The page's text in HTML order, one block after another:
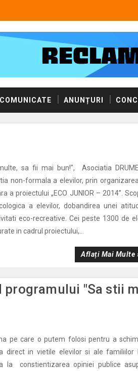
COMUNICATE ANUNȚURI
sa fii mai bun!", Asociatia
non-formala a elevilor, prin
proiectului „ECO JUNIOR – 2014”.
a elevilor, dobandirea unei
eco-recreative. Cei peste 1300 de
in cadrul proiectului,...
Aflați Mai Multe
"Sa stii
pe care o putem folosi pentru a
direct in vietile elevilor si ale familiilor
la constientizarea opiniei publice